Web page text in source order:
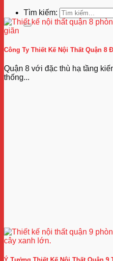
Tìm kiếm:
Công Ty Thiết Kế Nội Thất Quận 8
Quận 8 với đặc thù hạ tầng
thống...